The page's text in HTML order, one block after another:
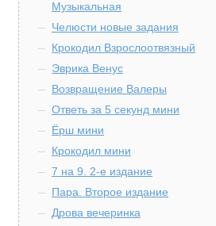
Музыкальная
Челюсти новые задания
Крокодил Взрослоотвязный
Эврика Венус
Возвращение Валеры
Ответь за 5 секунд мини
Ёрш мини
Крокодил мини
7 на 9. 2-е издание
Пара. Второе издание
Дрова вечеринка